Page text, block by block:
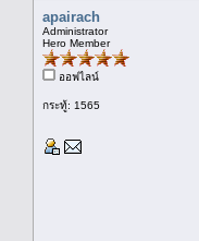
apairach
Administrator
Hero Member
ออฟไลน์
กระทู้: 1565